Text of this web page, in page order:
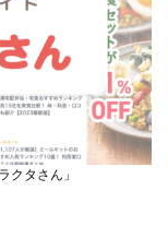
クタさん」